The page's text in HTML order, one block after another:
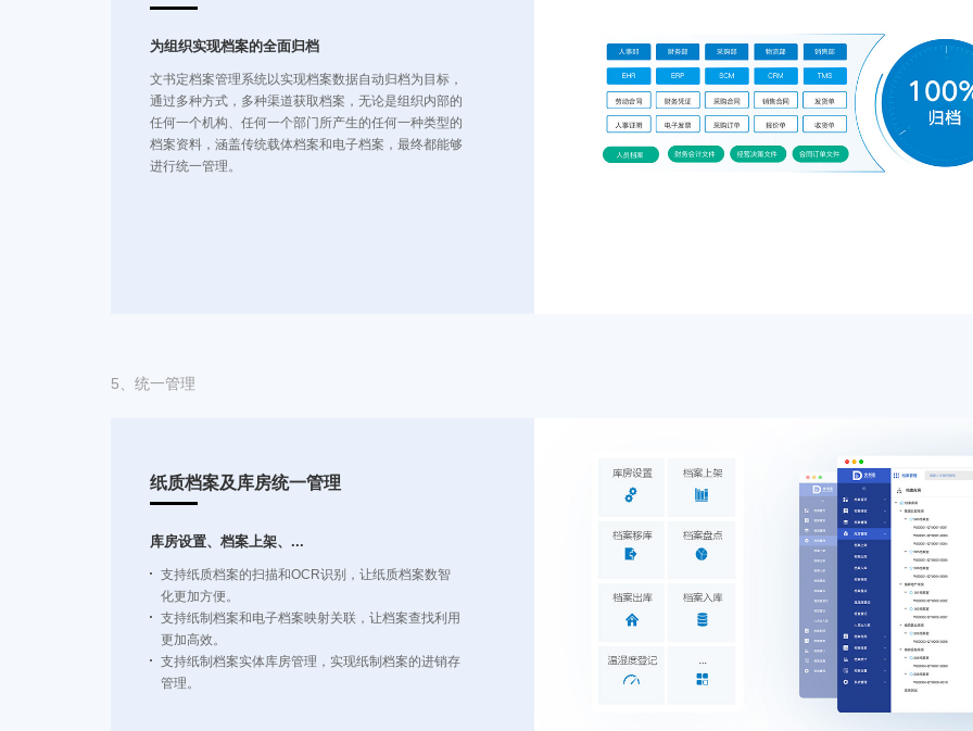
为组织实现档案的全面归档
文书定档案管理系统以实现档案数据自动归档为目标，
通过多种方式，多种渠道获取档案，无论是组织内部的
任何一个机构、任何一个部门所产生的任何一种类型的
档案资料，涵盖传统载体档案和电子档案，最终都能够
进行统一管理。
5、 统一管理
纸质档案及库房统一管理
库房设置、档案上架、...
支持纸质档案的扫描和OCR识别，让纸质档案数智
化更加方便。
支持纸制档案和电子档案映射关联，让档案查找利用
更加高效。
支持纸制档案实体库房管理，实现纸制档案的进销存
管理。